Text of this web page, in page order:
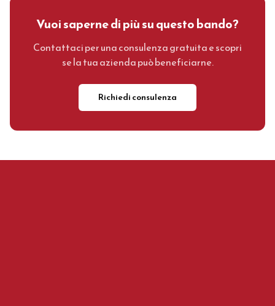
Vuoi saperne di più su questo bando?
Contattaci per una consulenza gratuita e scopri
se la tua azienda può beneficiarne.
Richiedi consulenza